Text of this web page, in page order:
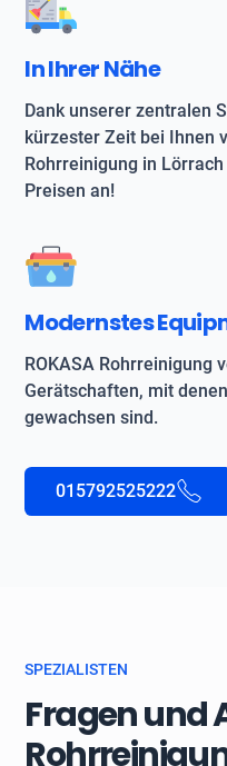
In Ihrer Nähe
Dank unserer zentralen
kürzester Zeit bei Ihnen
Rohrreinigung in
Preisen an!
Modernstes
ROKASA Rohrreinigung
Gerätschaften, mit
gewachsen sind.
015792525222
SPEZIALISTEN
Fragen und